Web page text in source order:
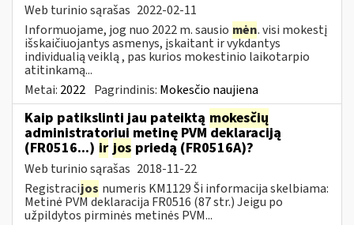
Web turinio sąrašas 2022-02-11
Informuojame, jog nuo 2022 m. sausio mėn. visi mokestį
išskaičiuojantys asmenys, įskaitant ir vykdantys
individualią veiklą , pas kurios mokestinio laikotarpio
atitinkamą...
Metai: 2022 Pagrindinis: Mokesčio naujiena
Kaip patikslinti jau pateiktą mokesčių
administratoriui metinę PVM deklaraciją
(FR0516...) ir jos priedą (FR0516A)?
Web turinio sąrašas 2018-11-22
Registracijos numeris KM1129 Ši informacija skelbiama:
Metinė PVM deklaracija FR0516 (87 str.) Jeigu po
užpildytos pirminės metinės PVM...